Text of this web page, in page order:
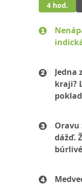
4 hod.
Jedna
kraji?
dážď.